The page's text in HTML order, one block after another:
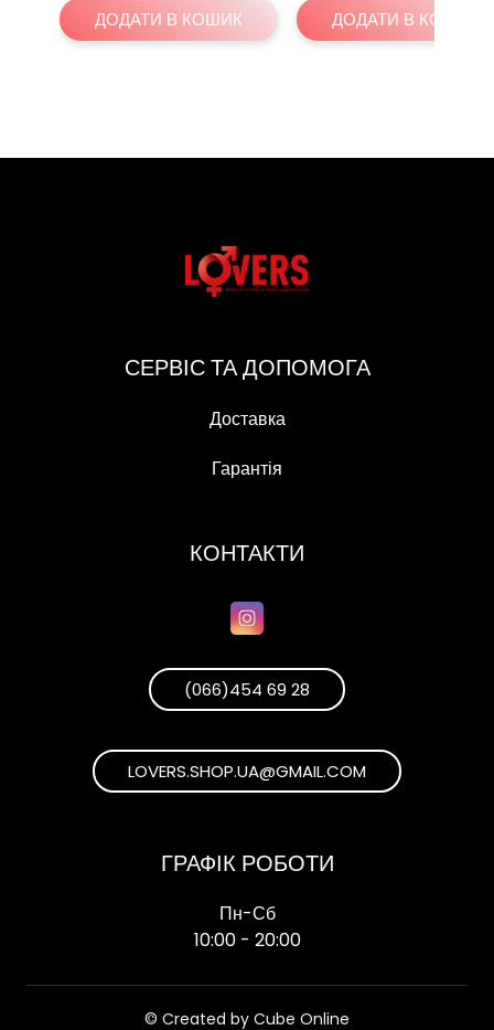
ДОДАТИ В КОШИК ДОДАТИ В КОШИК
СЕРВІС ТА ДОПОМОГА
Доставка
Гарантія
КОНТАКТИ
(066)454 69 28
LOVERS.SHOP.UA@GMAIL.COM
ГРАФІК РОБОТИ
Пн-Сб
10:00 - 20:00
© Created by Cube Online